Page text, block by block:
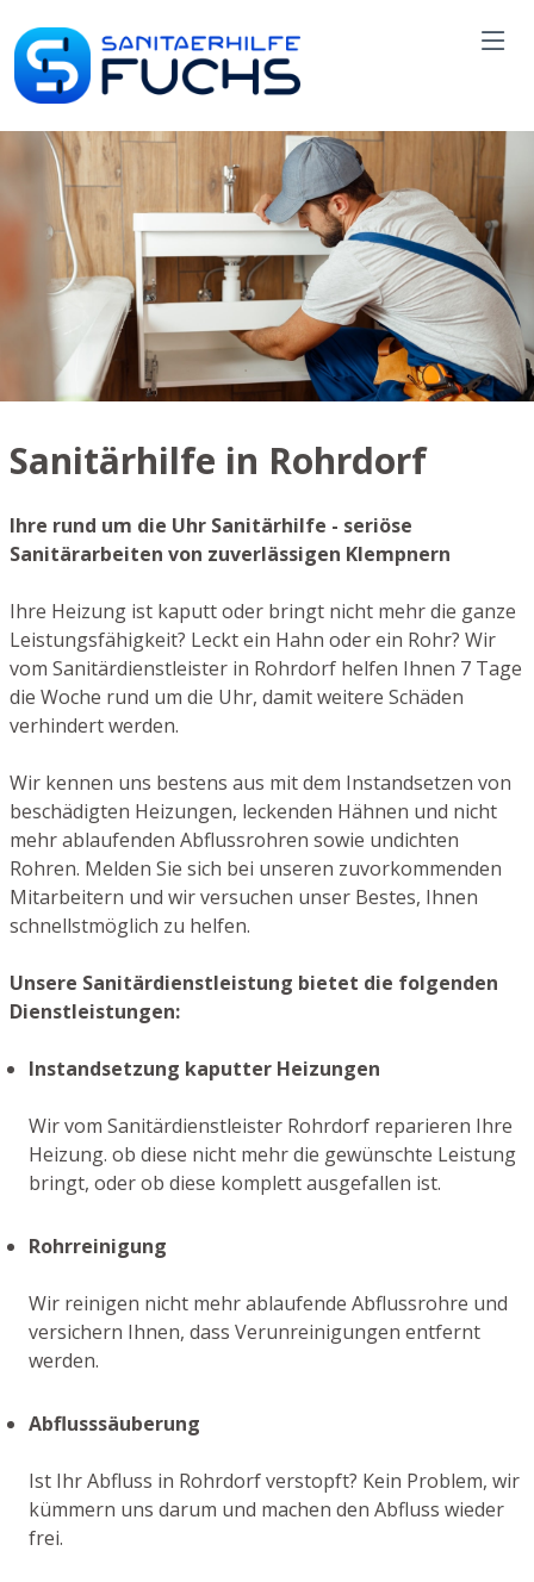
Sanitärhilfe in Rohrdorf
Ihre rund um die Uhr Sanitärhilfe - seriöse
Sanitärarbeiten von zuverlässigen Klempnern
Ihre Heizung ist kaputt oder bringt nicht mehr die ganze
Leistungsfähigkeit? Leckt ein Hahn oder ein Rohr? Wir
vom Sanitärdienstleister in Rohrdorf helfen Ihnen 7 Tage
die Woche rund um die Uhr, damit weitere Schäden
verhindert werden.
Wir kennen uns bestens aus mit dem Instandsetzen von
beschädigten Heizungen, leckenden Hähnen und nicht
mehr ablaufenden Abflussrohren sowie undichten
Rohren. Melden Sie sich bei unseren zuvorkommenden
Mitarbeitern und wir versuchen unser Bestes, Ihnen
schnellstmöglich zu helfen.
Unsere Sanitärdienstleistung bietet die folgenden
Dienstleistungen:
Instandsetzung kaputter Heizungen
Wir vom Sanitärdienstleister Rohrdorf reparieren Ihre
Heizung. ob diese nicht mehr die gewünschte Leistung
bringt, oder ob diese komplett ausgefallen ist.
Rohrreinigung
Wir reinigen nicht mehr ablaufende Abflussrohre und
versichern Ihnen, dass Verunreinigungen entfernt
werden.
Abflusssäuberung
Ist Ihr Abfluss in Rohrdorf verstopft? Kein Problem, wir
kümmern uns darum und machen den Abfluss wieder
frei.